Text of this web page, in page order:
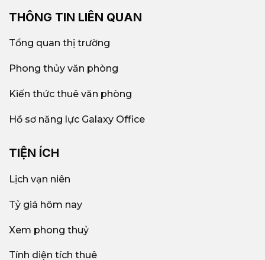
THÔNG TIN LIÊN QUAN
Tổng quan thị trường
Phong thủy văn phòng
Kiến thức thuê văn phòng
Hồ sơ năng lực Galaxy Office
TIỆN ÍCH
Lịch vạn niên
Tỷ giá hôm nay
Xem phong thuỷ
Tính diện tích thuê